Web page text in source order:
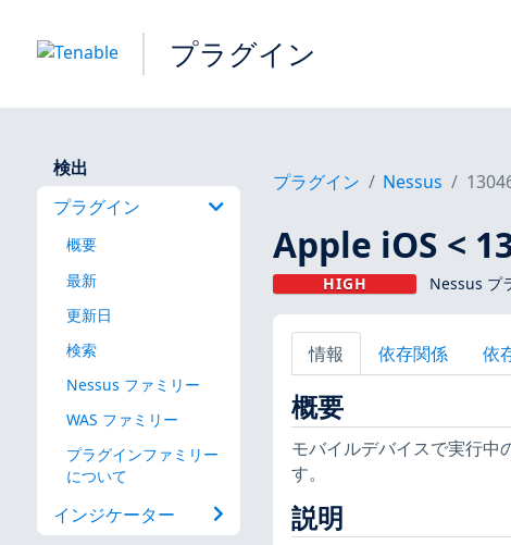
プラグイン
検出
プラグイン
概要
最新
更新日
検索
Nessus ファミリー
WAS ファミリー
プラグインファミリー
について
インジケーター
プラグイン Nessus
Apple iOS <
HIGH Nessus プ
情報 依存関係 依
概要
モバイルデバイスで実行中
す。
説明